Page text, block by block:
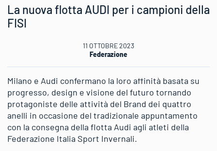
La nuova flotta AUDI per i campioni della
FISI
11 OTTOBRE 2023
Federazione
Milano e Audi confermano la loro affinità basata su
progresso, design e visione del futuro tornando
protagoniste delle attività del Brand dei quattro
anelli in occasione del tradizionale appuntamento
con la consegna della flotta Audi agli atleti della
Federazione Italia Sport Invernali.